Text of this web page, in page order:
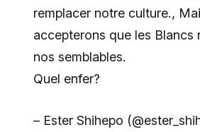
remplacer notre culture.,
accepterons que les Blancs
nos semblables.
Quel enfer?
– Ester Shihepo